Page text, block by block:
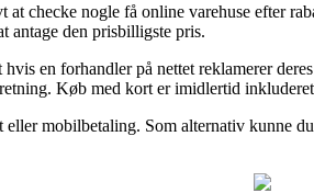
at checke nogle få online varehuse efter
antage den prisbilligste pris.
en forhandler på nettet reklamerer
Køb med kort er imidlertid
mobilbetaling. Som alternativ kunne